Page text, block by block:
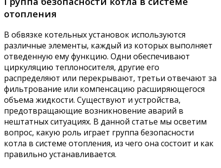
отопления
В обвязке котельных установок используются
различные элементы, каждый из которых выполняет
отведенную ему функцию. Одни обеспечивают
циркуляцию теплоносителя, другие его
распределяют или перекрывают, третьи отвечают за
фильтрование или компенсацию расширяющегося
объема жидкости. Существуют и устройства,
предотвращающие возникновение аварий в
нештатных ситуациях. В данной статье мы осветим
вопрос, какую роль играет группа безопасности
котла в системе отопления, из чего она состоит и как
правильно устанавливается.